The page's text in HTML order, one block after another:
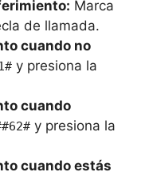
Marca
de llamada.
cuando no
y presiona la
cuando
y presiona la
cuando estás